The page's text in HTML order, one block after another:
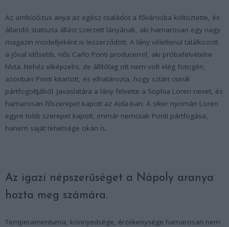
Az ambiciózus anya az egész családot a fővárosba költöztette, és
állandó statiszta állást szerzett lányának, aki hamarosan egy nagy
magazin modelljeként is leszerződött. A lány véletlenül találkozott
a jóval idősebb, nős Carlo Ponti producerrel, aki próbafelvételre
hívta. Nehéz elképzelni, de állítólag ott nem volt elég fotogén,
azonban Ponti kitartott, és elhatározta, hogy sztárt csinál
pártfogoltjából. Javaslatára a lány felvette a Sophia Loren nevet, és
hamarosan főszerepet kapott az Aida-ban. A siker nyomán Loren
egyre több szerepet kapott, immár nemcsak Ponti pártfogása,
hanem saját tehetsége okán is.
Az igazi népszerűséget a Nápoly aranya
hozta meg számára.
Temperamentuma, könnyedsége, érzékenysége hamarosan nem